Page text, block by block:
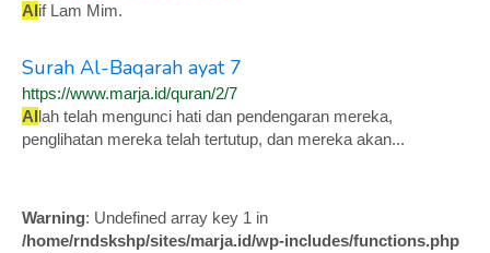
Alif Lam Mim.
Surah Al-Baqarah ayat 7
https://www.marja.id/quran/2/7
Allah telah mengunci hati dan pendengaran mereka,
penglihatan mereka telah tertutup, dan mereka akan...
Warning: Undefined array key 1 in
/home/rndskshp/sites/marja.id/wp-includes/functions.php